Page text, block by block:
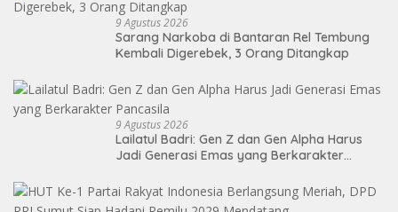
9 Agustus 2026
Sarang Narkoba di Bantaran Rel Tembung
Kembali Digerebek, 3 Orang Ditangkap
9 Agustus 2026
Lailatul Badri: Gen Z dan Gen Alpha Harus
Jadi Generasi Emas yang Berkarakter